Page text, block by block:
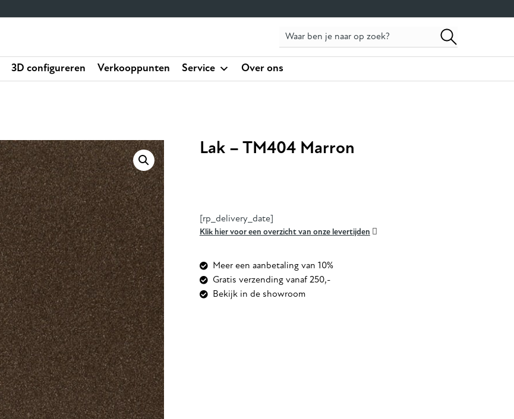
3D configureren Verkooppunten Service Over ons
Lak – TM404 Marron
[rp_delivery_date]
Klik hier voor een overzicht van onze levertijden 
Meer een aanbetaling van 10%
Gratis verzending vanaf 250,-
Bekijk in de showroom